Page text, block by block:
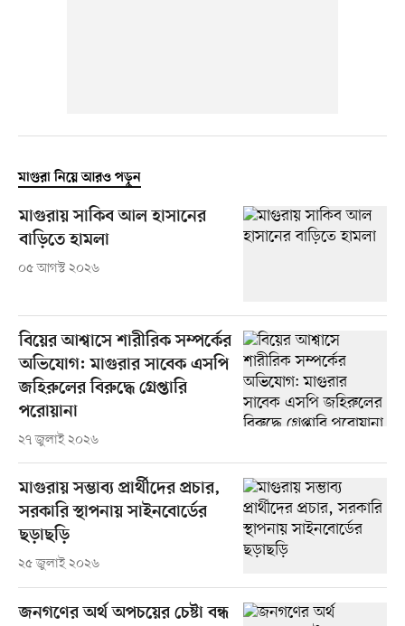
মাগুরা নিয়ে আরও পড়ুন
মাগুরায় সাকিব আল হাসানের
বাড়িতে হামলা
০৫ আগস্ট ২০২৬
বিয়ের আশ্বাসে শারীরিক সম্পর্কের
অভিযোগ: মাগুরার সাবেক এসপি
জহিরুলের বিরুদ্ধে গ্রেপ্তারি
পরোয়ানা
২৭ জুলাই ২০২৬
মাগুরায় সম্ভাব্য প্রার্থীদের প্রচার,
সরকারি স্থাপনায় সাইনবোর্ডের
ছড়াছড়ি
২৫ জুলাই ২০২৬
জনগণের অর্থ অপচয়ের চেষ্টা বন্ধ